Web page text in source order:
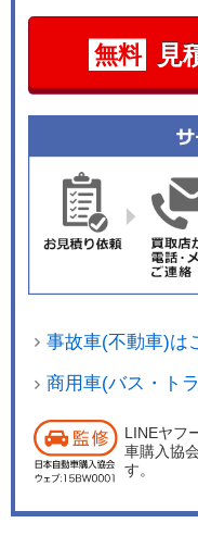
出力は478kW（
にまで引き上げら
通常が3.5秒、NGB
Cモードで561km
サスペンションを
＋6軸ジャイロセン
また、大容量可変
最適化する。さら
え、前輪4ピスト
）回生制動により
謳っている。 エク
ンパーおよびN専
ーザー、N専用21
無料 見
事故車(不動車)は
商用車(バス・ト
LINEヤフ
車購入協
す。